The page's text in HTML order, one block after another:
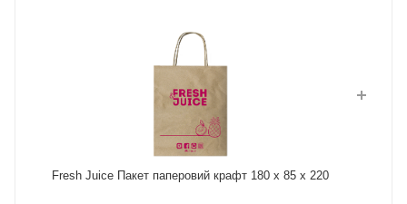
Fresh Juice Пакет паперовий крафт 180 х 85 х 220